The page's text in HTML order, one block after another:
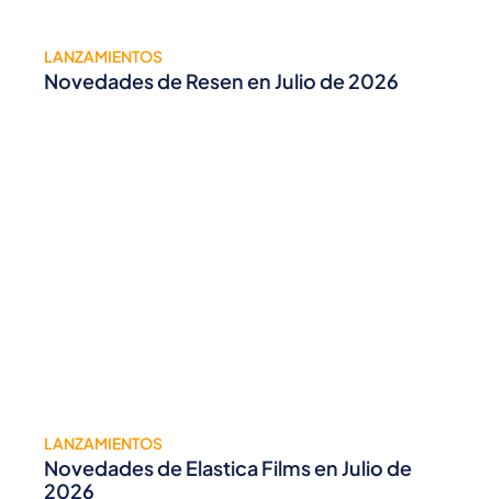
LANZAMIENTOS
Novedades de Resen en Julio de 2026
LANZAMIENTOS
Novedades de Elastica Films en Julio de
2026